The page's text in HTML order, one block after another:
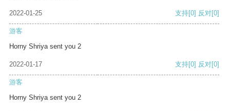
2022-01-25 支持[0] 反对[0]
游客
Horny Shriya sent you 2
2022-01-17 支持[0] 反对[0]
游客
Horny Shriya sent you 2